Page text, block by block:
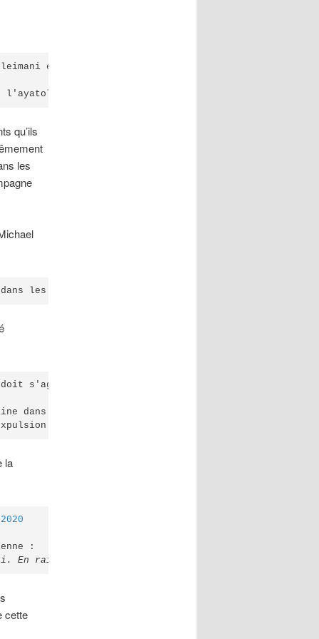
en lançant des dizaines de missiles
l'ayatollah Ali Khamenei, le chef suprême de
qu’ils
les
les derniers jours de 2020, 15 millions de
s'agir de quelqu'un du même niveau que Qassem
dans la région, les bases militaires
de toutes les forces américaines de la région.
la
En raison du martyre de #Soleimani, notre
cette